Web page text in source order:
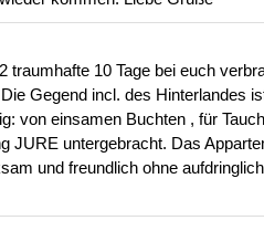
10 Tage bei euch
Gegend incl. des Hinterlandes
von einsamen Buchten , für
JURE untergebracht. Das
und freundlich ohne